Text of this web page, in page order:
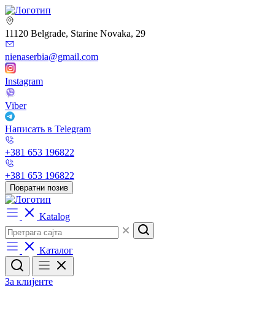
11120 Belgrade, Starine Novaka, 29
nienaserbia@gmail.com
Instagram
Viber
Написать в Telegram
+381 653 196822
+381 653 196822
Повратни позив
Katalog
Каталог
За клијенте